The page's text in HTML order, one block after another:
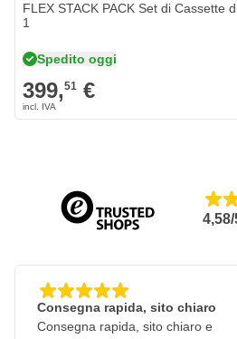
FLEX STACK PACK Set di Cassette
1
Spedito oggi
399,51 €
4,58/
Consegna rapida, sito chiaro
Consegna rapida, sito chiaro e